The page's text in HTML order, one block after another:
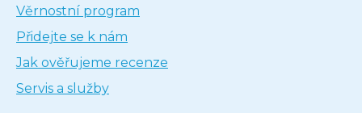
Věrnostní program
Přidejte se k nám
Jak ověřujeme recenze
Servis a služby